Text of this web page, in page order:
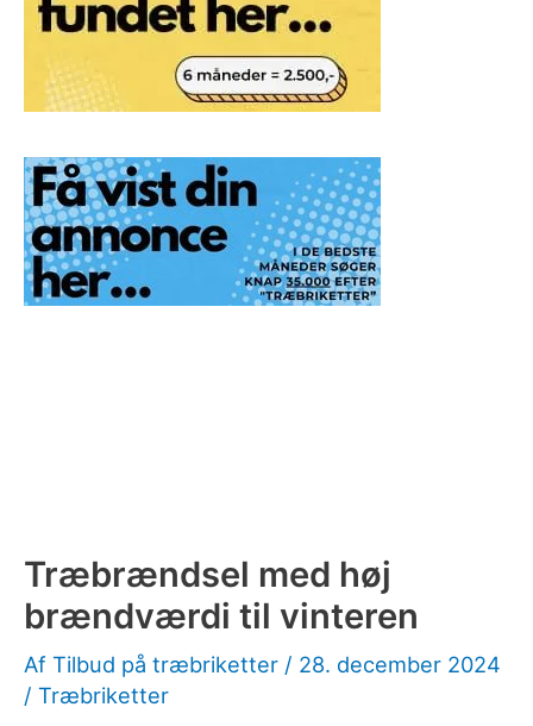
Træbrændsel med høj
brændværdi til vinteren
Af Tilbud på træbriketter / 28. december 2024
/ Træbriketter